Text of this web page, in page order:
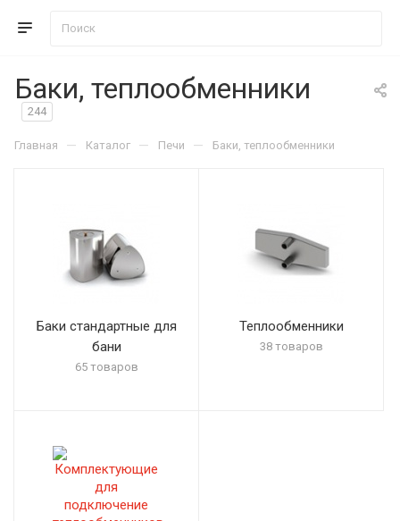
Баки, теплообменники
244
Главная — Каталог — Печи — Баки, теплообменники
Баки стандартные для
бани
65 товаров
Теплообменники
38 товаров